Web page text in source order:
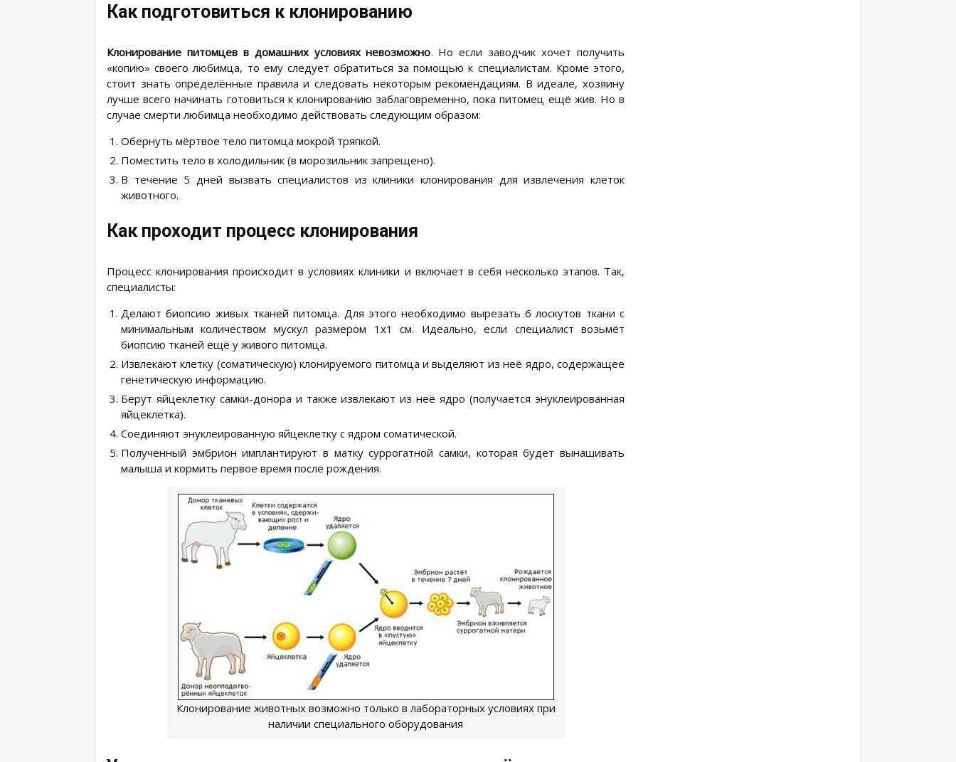
Как подготовиться к клонированию
Клонирование питомцев в домашних условиях невозможно. Но если заводчик хочет получить
«копию» своего любимца, то ему следует обратиться за помощью к специалистам. Кроме этого,
стоит знать определённые правила и следовать некоторым рекомендациям. В идеале, хозяину
лучше всего начинать готовиться к клонированию заблаговременно, пока питомец ещё жив. Но в
случае смерти любимца необходимо действовать следующим образом:
Обернуть мёртвое тело питомца мокрой тряпкой.
Поместить тело в холодильник (в морозильник запрещено).
В течение 5 дней вызвать специалистов из клиники клонирования для извлечения клеток
животного.
Как проходит процесс клонирования
Процесс клонирования происходит в условиях клиники и включает в себя несколько этапов. Так,
специалисты:
Делают биопсию живых тканей питомца. Для этого необходимо вырезать 6 лоскутов ткани с
минимальным количеством мускул размером 1х1 см. Идеально, если специалист возьмёт
биопсию тканей ещё у живого питомца.
Извлекают клетку (соматическую) клонируемого питомца и выделяют из неё ядро, содержащее
генетическую информацию.
Берут яйцеклетку самки-донора и также извлекают из неё ядро (получается энуклеированная
яйцеклетка).
Соединяют энуклеированную яйцеклетку с ядром соматической.
Полученный эмбрион имплантируют в матку суррогатной самки, которая будет вынашивать
малыша и кормить первое время после рождения.
Клонирование животных возможно только в лабораторных условиях при
наличии специального оборудования